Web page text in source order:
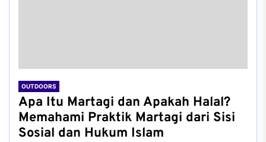
OUTDOORS
Apa Itu Martagi dan Apakah Halal?
Memahami Praktik Martagi dari Sisi
Sosial dan Hukum Islam